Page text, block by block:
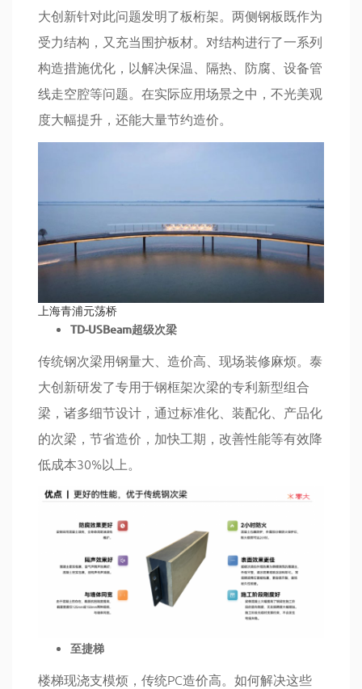
大创新针对此问题发明了板桁架。两侧钢板既作为
受力结构，又充当围护板材。对结构进行了一系列
构造措施优化，以解决保温、隔热、防腐、设备管
线走空腔等问题。在实际应用场景之中，不光美观
度大幅提升，还能大量节约造价。
上海青浦元荡桥
TD-USBeam超级次梁
传统钢次梁用钢量大、造价高、现场装修麻烦。泰
大创新研发了专用于钢框架次梁的专利新型组合
梁，诸多细节设计，通过标准化、装配化、产品化
的次梁，节省造价，加快工期，改善性能等有效降
低成本30%以上。
至捷梯
楼梯现浇支模烦，传统PC造价高。如何解决这些